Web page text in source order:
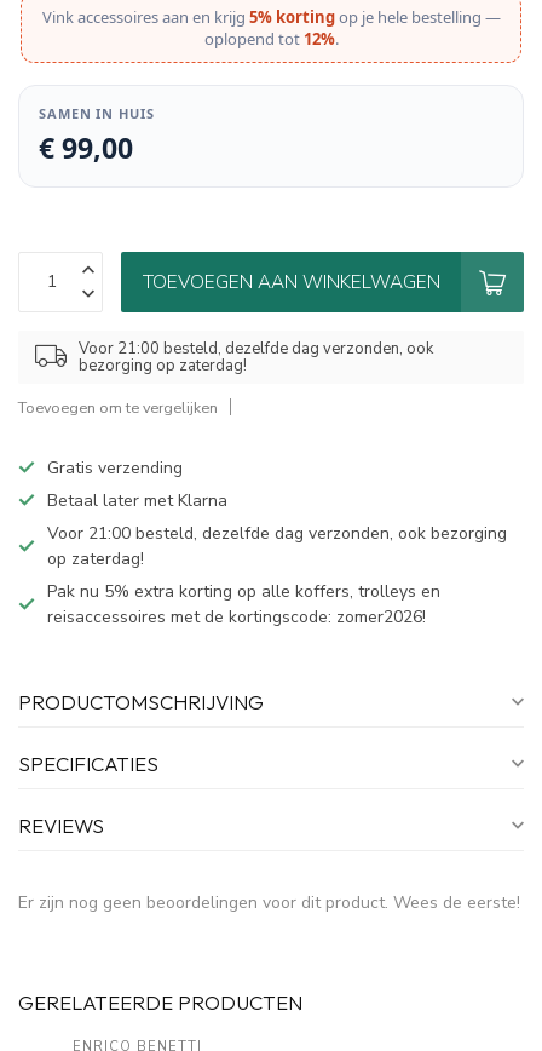
Vink accessoires aan en krijg 5% kortingop je hele bestelling —
oplopend tot 12%.
SAMEN IN HUIS
€ 99,00
TOEVOEGEN AAN WINKELWAGEN
Voor 21:00 besteld, dezelfde dag verzonden, ook
bezorging op zaterdag!
Toevoegen om te vergelijken
Gratis verzending
Betaal later met Klarna
Voor 21:00 besteld, dezelfde dag verzonden, ook bezorging
op zaterdag!
Pak nu 5% extra korting op alle koffers, trolleys en
reisaccessoires met de kortingscode: zomer2026!
PRODUCTOMSCHRIJVING
SPECIFICATIES
REVIEWS
Er zijn nog geen beoordelingen voor dit product. Wees de eerste!
GERELATEERDE PRODUCTEN
ENRICO BENETTI